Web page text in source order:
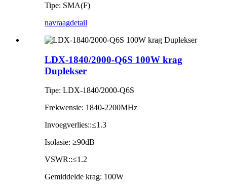
Tipe: SMA(F)
navraagdetail
LDX-1840/2000-Q6S 100W krag
Duplekser
Tipe: LDX-1840/2000-Q6S
Frekwensie: 1840-2200MHz
Invoegverlies::≤1.3
Isolasie: ≥90dB
VSWR::≤1.2
Gemiddelde krag: 100W